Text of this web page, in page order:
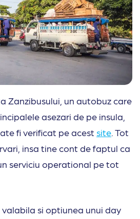
Zanzibusului, un autobuz care
asezari de pe insula,
fi verificat pe acest site . Tot
insa tine cont de faptul ca
serviciu operational pe tot
si optiunea unui day